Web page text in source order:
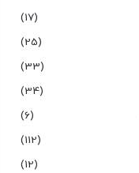
(17)
(25)
(33)
(34)
(6)
(112)
(12)